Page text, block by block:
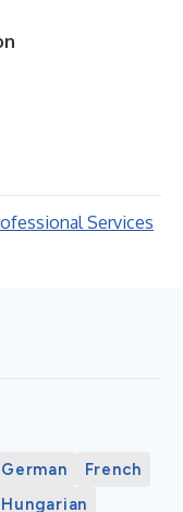
Services
German
French
Hungarian